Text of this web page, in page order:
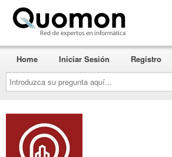
Introduzca
su
pregunta
aquí...
Home Iniciar Sesión Registro